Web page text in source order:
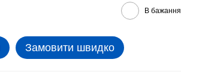
В бажання
Замовити швидко